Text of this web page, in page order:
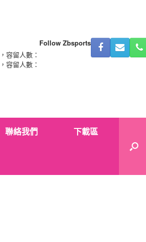
，容留人數：
，容留人數：
Follow Zbsports
聯絡我們 下載區